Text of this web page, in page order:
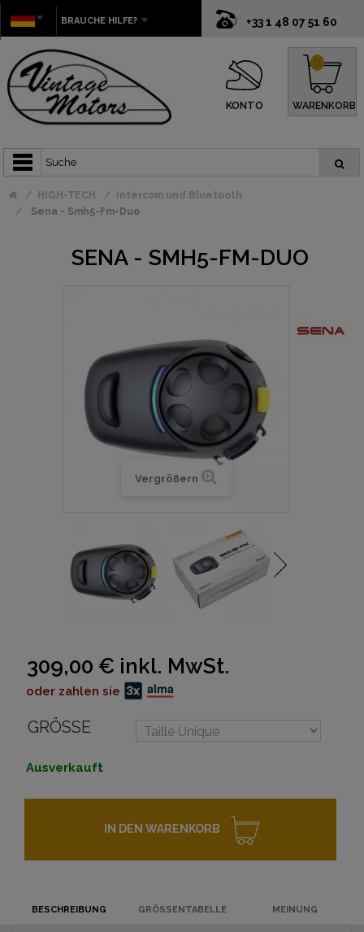
+33 1 48 07 51 60
BRAUCHE HILFE?
KONTO WARENKORB
0
HIGH-TECH
Intercom und Bluetooth
Sena - Smh5-Fm-Duo
SENA - SMH5-FM-DUO
Vergrößern
309,00 € inkl. MwSt.
oder zahlen sie
GRÖSSE
Ausverkauft
IN DEN WARENKORB
BESCHREIBUNG GRÖSSENTABELLE MEINUNG